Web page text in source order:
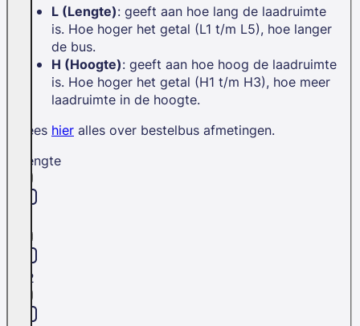
L (Lengte): geeft aan hoe lang de laadruimte
is. Hoe hoger het getal (L1 t/m L5), hoe langer
de bus.
H (Hoogte): geeft aan hoe hoog de laadruimte
is. Hoe hoger het getal (H1 t/m H3), hoe meer
laadruimte in de hoogte.
Lees hier alles over bestelbus afmetingen.
Lengte
L2